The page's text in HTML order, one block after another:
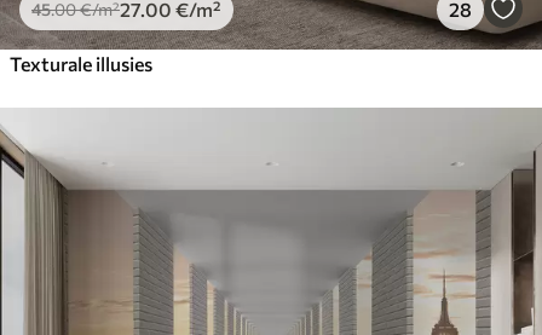
45.00€/m²27.00 €/m² 28
Texturale illusies